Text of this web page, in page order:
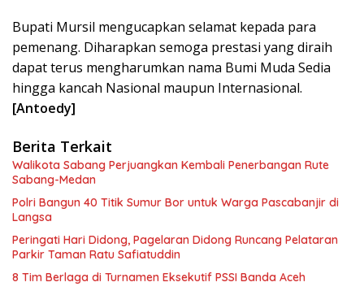
Bupati Mursil mengucapkan selamat kepada para
pemenang. Diharapkan semoga prestasi yang diraih
dapat terus mengharumkan nama Bumi Muda Sedia
hingga kancah Nasional maupun Internasional.
[Antoedy]
Berita Terkait
Walikota Sabang Perjuangkan Kembali Penerbangan Rute
Sabang-Medan
Polri Bangun 40 Titik Sumur Bor untuk Warga Pascabanjir di
Langsa
Peringati Hari Didong, Pagelaran Didong Runcang Pelataran
Parkir Taman Ratu Safiatuddin
8 Tim Berlaga di Turnamen Eksekutif PSSI Banda Aceh